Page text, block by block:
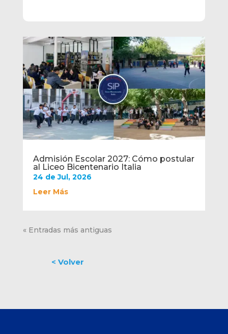
Admisión Escolar 2027: Cómo postular
al Liceo Bicentenario Italia
24 de Jul, 2026
Leer Más
« Entradas más antiguas